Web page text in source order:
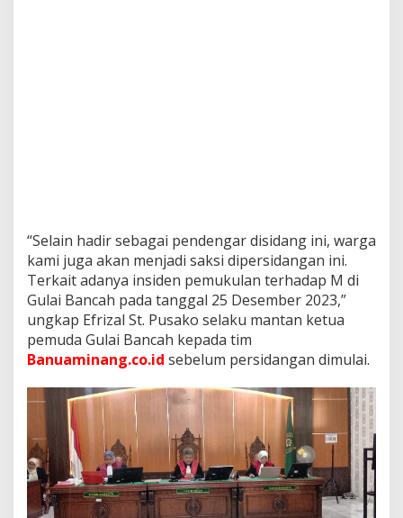
“Selain hadir sebagai pendengar disidang ini, warga
kami juga akan menjadi saksi dipersidangan ini.
Terkait adanya insiden pemukulan terhadap M di
Gulai Bancah pada tanggal 25 Desember 2023,”
ungkap Efrizal St. Pusako selaku mantan ketua
pemuda Gulai Bancah kepada tim
Banuaminang.co.id sebelum persidangan dimulai.